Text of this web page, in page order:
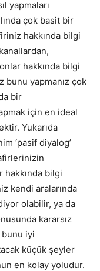
yapmaları
çok basit bir
hakkında bilgi
hakkında bilgi
bunu yapmanız çok
bir
için en ideal
Yukarıda
‘pasif diyalog’
hakkında bilgi
kendi aralarında
olabilir, ya da
kararsız
bunu iyi
küçük şeyler
en kolay yoludur.